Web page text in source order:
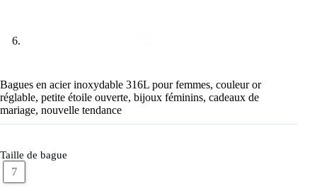
Bagues en acier inoxydable 316L pour femmes, couleur or
réglable, petite étoile ouverte, bijoux féminins, cadeaux de
mariage, nouvelle tendance
Taille de bague
7